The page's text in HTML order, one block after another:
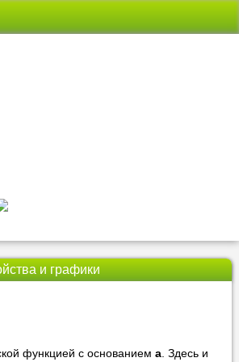
и графики
функцией с основанием а . Здесь и